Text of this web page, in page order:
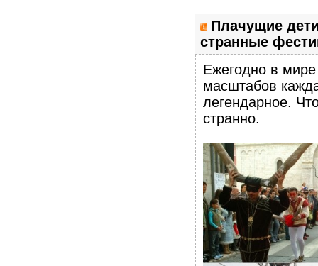
Плачущие
странные
Ежегодно в
масштабов
легендарное.
странно.